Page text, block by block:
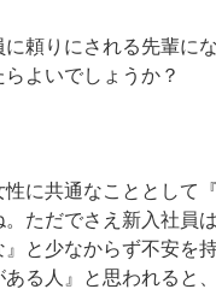
に頼りにされる先輩に
よいでしょうか？
性に共通なこととして
。ただでさえ新入社員
と少なからず不安を
ある人』と思われると